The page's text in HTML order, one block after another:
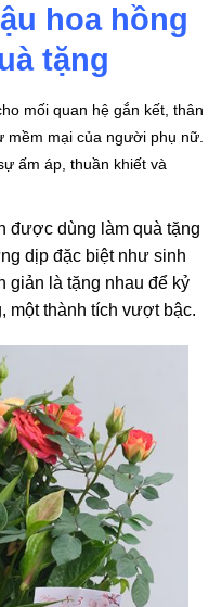
hoa hồng
tặng
mối quan hệ gắn kết, thân
mềm mại của người phụ nữ.
ấm áp, thuần khiết và
được dùng làm quà tặng
dịp đặc biệt như sinh
giản là tặng nhau để kỷ
một thành tích vượt bậc.